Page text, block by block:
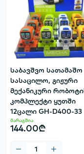
საბავშვო სათამაშო
სასაცილო, გიჟური
მექანიკური
კომპლექტი ყუთში
12ცალი GH-D400-33
მარაგშია
144.00₾